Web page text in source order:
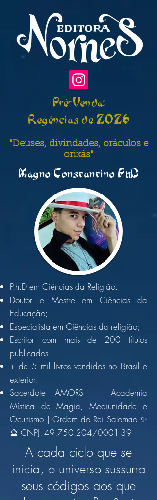
Pré-Venda:
Regências de 2026
"Deuses, divindades, oráculos e
orixás"
Magno Constantino PhD
P.h.D em Ciências da Religião.
Doutor e Mestre em Ciências da
Educação;
Especialista em Ciências da religião;
Escritor com mais de 200 títulos
publicados
+ de 5 mil livros vendidos no Brasil e
exterior.
Sacerdote AMORS — Academia
Mística de Magia, Mediunidade e
Ocultismo | Ordem do Rei Salomão ✨
🔮 CNPJ: 49.750.204/0001-39
A cada ciclo que se
inicia, o universo sussurra
seus códigos aos que